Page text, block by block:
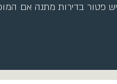
יש פטור בדירות מתנה אם